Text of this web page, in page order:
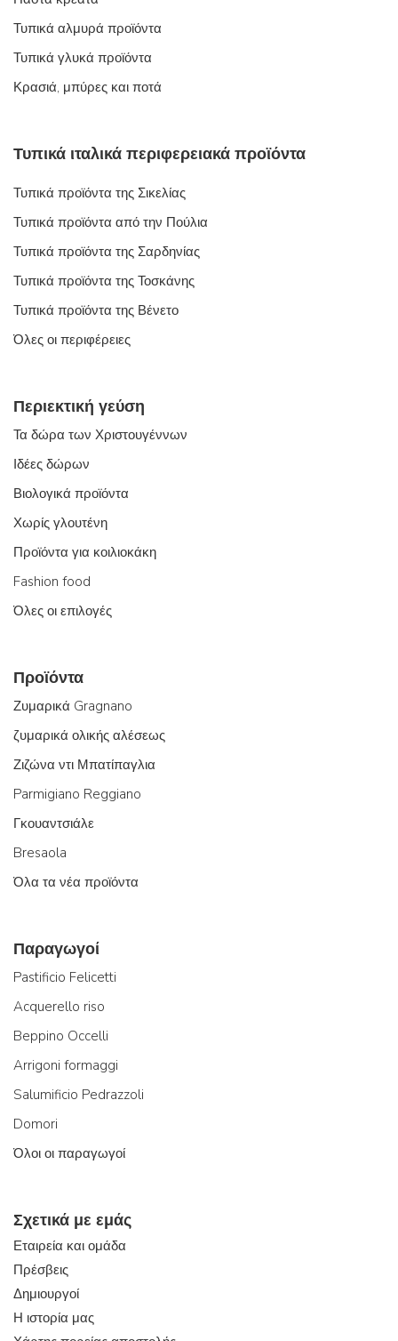
Τυπικά αλμυρά προϊόντα
Τυπικά γλυκά προϊόντα
Κρασιά, μπύρες και ποτά
Τυπικά ιταλικά περιφερειακά προϊόντα
Τυπικά προϊόντα της Σικελίας
Τυπικά προϊόντα από την Πούλια
Τυπικά προϊόντα της Σαρδηνίας
Τυπικά προϊόντα της Τοσκάνης
Τυπικά προϊόντα της Βένετο
Όλες οι περιφέρειες
Περιεκτική γεύση
Τα δώρα των Χριστουγέννων
Ιδέες δώρων
Βιολογικά προϊόντα
Χωρίς γλουτένη
Προϊόντα για κοιλιοκάκη
Fashion food
Όλες οι επιλογές
Προϊόντα
Ζυμαρικά Gragnano
ζυμαρικά ολικής αλέσεως
Ζιζώνα ντι Μπατίπαγλια
Parmigiano Reggiano
Γκουαντσιάλε
Bresaola
Όλα τα νέα προϊόντα
Παραγωγοί
Pastificio Felicetti
Acquerello riso
Beppino Occelli
Arrigoni formaggi
Salumificio Pedrazzoli
Domori
Όλοι οι παραγωγοί
Σχετικά με εμάς
Εταιρεία και ομάδα
Πρέσβεις
Δημιουργοί
Η ιστορία μας